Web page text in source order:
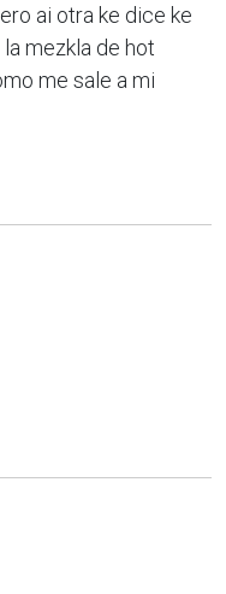
ai otra ke dice ke
mezkla de hot
me sale a mi